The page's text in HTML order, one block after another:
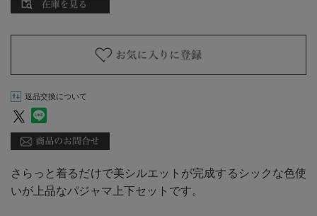
返品交換について
さらっと着るだけで美シルエットが完成するシックな色使
いが上品なパジャマ上下セットです。